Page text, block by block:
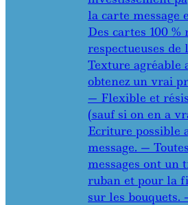
la carte message
Des cartes 100
respectueuses
Texture agréable
obtenez un vrai
— Flexible et
(sauf si on en a
Ecriture possible
message. —
messages ont un
ruban et pour la
sur les bouquets.